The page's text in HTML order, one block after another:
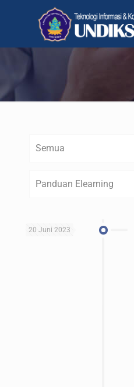
Semua
Panduan Elearning
20 Juni 2023